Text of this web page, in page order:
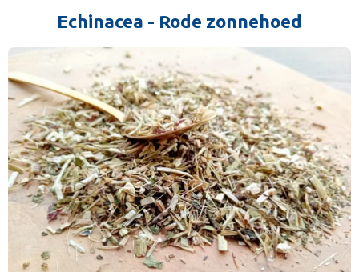
Echinacea - Rode zonnehoed